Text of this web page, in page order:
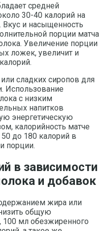
средней
30-40 калорий на
Вкус и насыщенность
порции матча
Увеличение порции
ложек, увеличит и
сладких сиропов для
Использование
с низким
напитков
энергетическую
калорийность матче
до 180 калорий в
порции.
в зависимости
и добавок
жира или
общую
100 мл обезжиренного